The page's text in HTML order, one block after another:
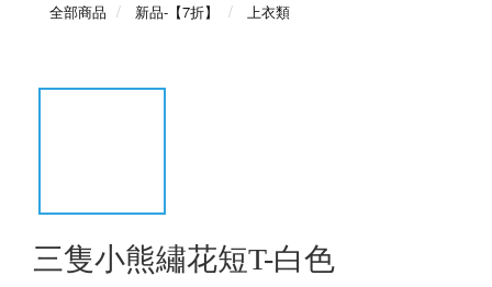
全部商品 新品-【7折】 上衣類
三隻小熊繡花短T-白色